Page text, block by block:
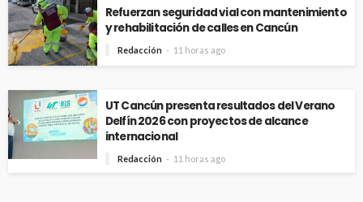
Refuerzan seguridad vial con mantenimiento
y rehabilitación de calles en Cancún
Redacción 11 horas ago
UT Cancún presenta resultados del Verano
Delfín 2026 con proyectos de alcance
internacional
Redacción 11 horas ago